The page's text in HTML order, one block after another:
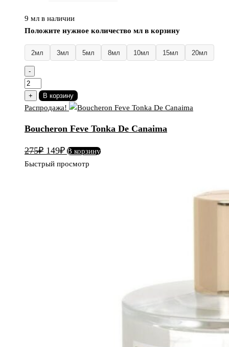
9 мл в наличии
Положите нужное количество мл в корзину
2мл 3мл 5мл 8мл 10мл 15мл 20мл
-
Количество
товара
Boucheron
Tonka
Canaima
+ В корзину
Распродажа!
Boucheron Feve Tonka De Canaima
275₽ Первоначальная
цена
149₽Текущая
цена:
В корзину
Быстрый просмотр